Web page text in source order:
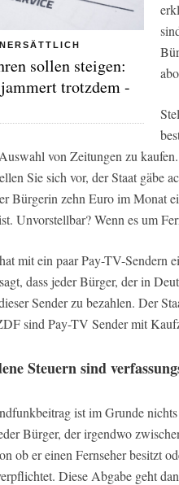
sollen steigen:
trotzdem -
von Zeitungen zu
Sie sich vor, der Staat gäbe
Bürgerin zehn Euro im Monat
Unvorstellbar? Wenn es um
mit ein paar Pay-TV-Sendern
dass jeder Bürger, der in
Sender zu bezahlen. Der
sind Pay-TV Sender mit
Steuern sind
ist im Grunde
Bürger, der irgendwo
ob er einen Fernseher besitzt
Diese Abgabe geht